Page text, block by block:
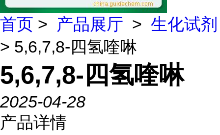
首页 > 产品展厅 > 生化试剂
> 5,6,7,8-四氢喹啉
5,6,7,8-四氢喹啉
2025-04-28
产品详情